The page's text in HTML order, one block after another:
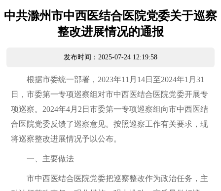
中共滁州市中西医结合医院党委关于巡察
整改进展情况的通报
发布时间：2025-07-24 12:19:58
根据市委统一部署，2023年11月14日至2024年1月31
日，市委第一专项巡察组对市中西医结合医院党委开展专
项巡察。2024年4月2日市委第一专项巡察组向市中西医结
合医院党委反馈了巡察意见。按照巡察工作有关要求，现
将巡察整改进展情况予以公布。
一、主要做法
市中西医结合医院党委把巡察整改作为政治任务，主